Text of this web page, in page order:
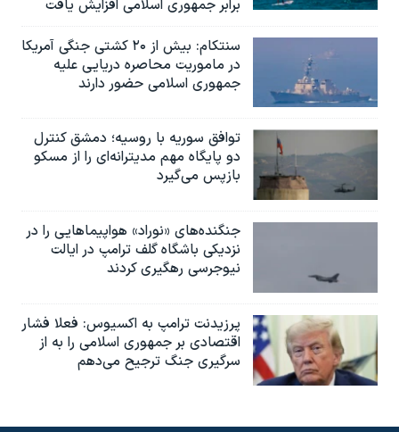
برابر جمهوری اسلامی افزایش یافت
سنتکام: بیش از ۲۰ کشتی جنگی آمریکا
در ماموریت محاصره دریایی علیه
جمهوری اسلامی حضور دارند
توافق سوریه با روسیه؛ دمشق کنترل
دو پایگاه مهم مدیترانه‌ای را از مسکو
بازپس می‌گیرد
جنگنده‌های «نوراد» هواپیماهایی را در
نزدیکی باشگاه گلف ترامپ در ایالت
نیوجرسی رهگیری کردند
پرزیدنت ترامپ به اکسیوس: فعلا فشار
اقتصادی بر جمهوری اسلامی را به از
سرگیری جنگ ترجیح می‌دهم